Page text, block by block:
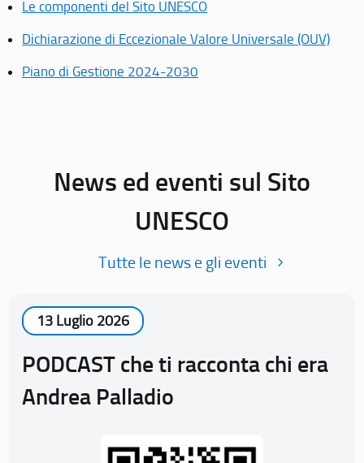
Le componenti del Sito UNESCO
Dichiarazione di Eccezionale Valore Universale (OUV)
Piano di Gestione 2024-2030
News ed eventi sul Sito
UNESCO
Tutte le news e gli eventi
13 Luglio 2026
PODCAST che ti racconta chi era
Andrea Palladio